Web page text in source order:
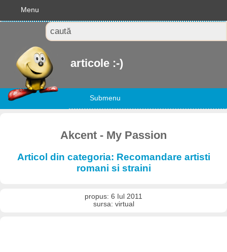
Menu
articole :-)
Submenu
Akcent - My Passion
Articol din categoria: Recomandare artisti
romani si straini
propus: 6 Iul 2011
sursa: virtual